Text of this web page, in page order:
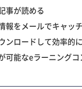
事が読める
報をメールでキャッチ
ンロードして効率的
可能なeラーニング